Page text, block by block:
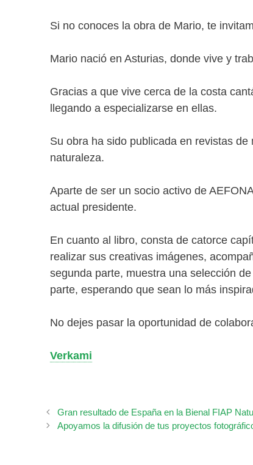
Si no conoces la obra de Mario, te
Mario nació en Asturias, donde vive y
Gracias a que vive cerca de la costa
llegando a especializarse en ellas.
Su obra ha sido publicada en revistas
naturaleza.
Aparte de ser un socio activo de
actual presidente.
En cuanto al libro, consta de catorce
realizar sus creativas imágenes,
segunda parte, muestra una selección
parte, esperando que sean lo más
No dejes pasar la oportunidad de
Verkami
Gran resultado de España en la Bienal FIAP
Apoyamos la difusión de tus proyectos